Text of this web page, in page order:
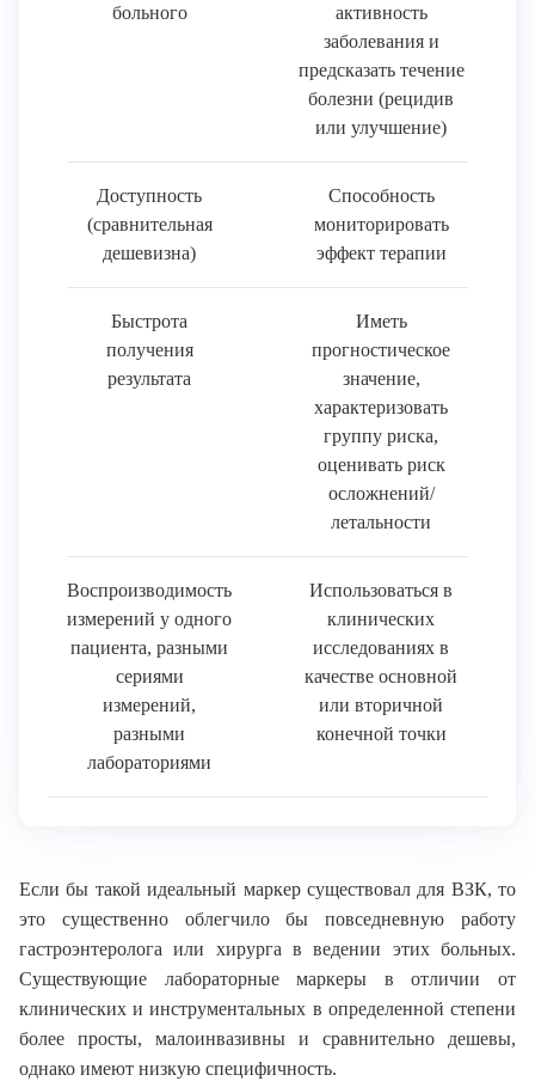
больного
активность
заболевания и
предсказать течение
болезни (рецидив
или улучшение)
Доступность
(сравнительная
дешевизна)
Способность
мониторировать
эффект терапии
Быстрота
получения
результата
Иметь
прогностическое
значение,
характеризовать
группу риска,
оценивать риск
осложнений/
летальности
Воспроизводимость
измерений у одного
пациента, разными
сериями
измерений,
разными
лабораториями
Использоваться в
клинических
исследованиях в
качестве основной
или вторичной
конечной точки
Если бы такой идеальный маркер существовал для ВЗК, то
это существенно облегчило бы повседневную работу
гастроэнтеролога или хирурга в ведении этих больных.
Существующие лабораторные маркеры в отличии от
клинических и инструментальных в определенной степени
более просты, малоинвазивны и сравнительно дешевы,
однако имеют низкую специфичность.